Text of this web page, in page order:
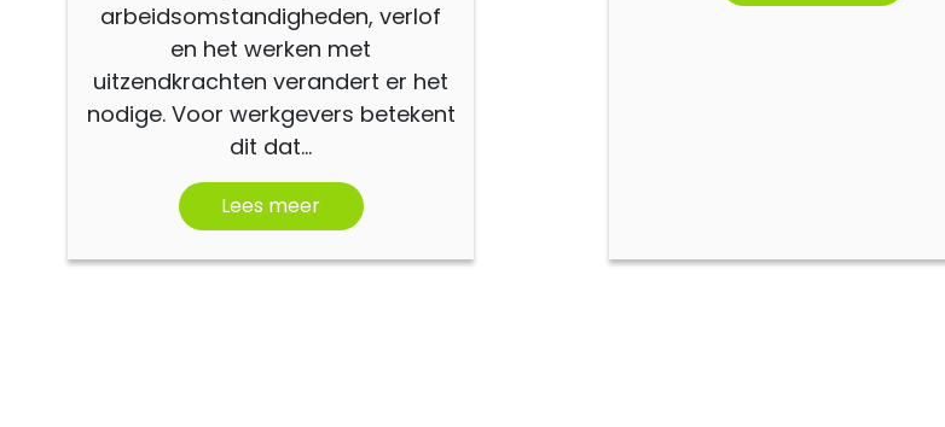
arbeidsomstandigheden, verlof
en het werken met
uitzendkrachten verandert er het
nodige. Voor werkgevers betekent
dit dat...
Lees meer